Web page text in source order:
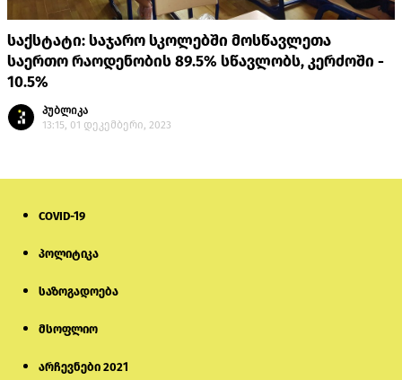
საქსტატი: საჯარო სკოლებში მოსწავლეთა
საერთო რაოდენობის 89.5% სწავლობს, კერძოში -
10.5%
პუბლიკა
13:15, 01 დეკემბერი, 2023
COVID-19
პოლიტიკა
საზოგადოება
მსოფლიო
არჩევნები 2021